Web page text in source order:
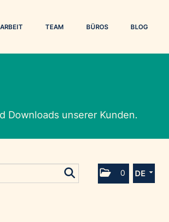
TEAM BÜROS BLOG
Downloads unserer Kunden.
0 DE